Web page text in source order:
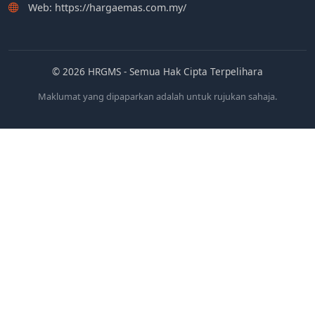
Web: https://hargaemas.com.my/
© 2026 HRGMS - Semua Hak Cipta Terpelihara
Maklumat yang dipaparkan adalah untuk rujukan sahaja.